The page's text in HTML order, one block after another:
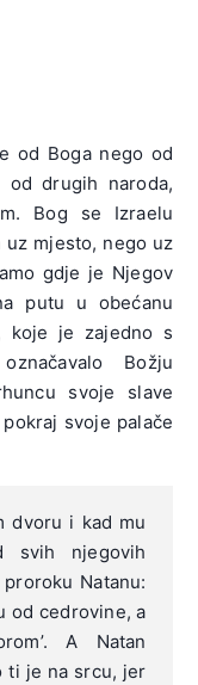
od Boga nego od
od drugih naroda,
Bog se Izraelu
uz mjesto, nego uz
gdje je Njegov
putu u obećanu
koje je zajedno s
Božju
svoje slave
svoje palače
dvoru i kad mu
svih njegovih
Natanu:
od cedrovine, a
A Natan
ti je na srcu, jer